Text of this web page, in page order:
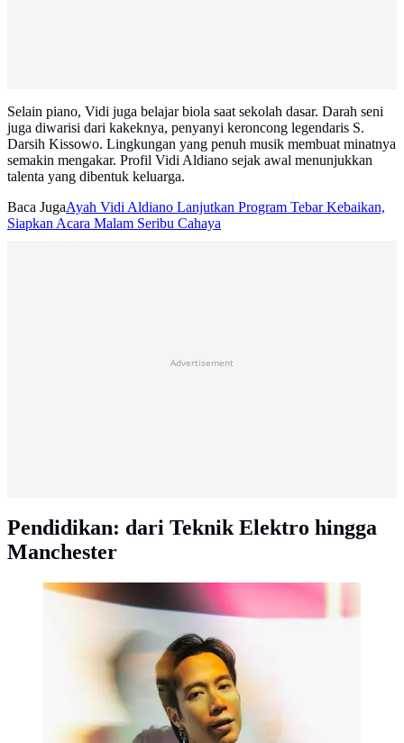
Selain piano, Vidi juga belajar biola saat sekolah dasar. Darah seni
juga diwarisi dari kakeknya, penyanyi keroncong legendaris S.
Darsih Kissowo. Lingkungan yang penuh musik membuat minatnya
semakin mengakar. Profil Vidi Aldiano sejak awal menunjukkan
talenta yang dibentuk keluarga.
Baca JugaAyah Vidi Aldiano Lanjutkan Program Tebar Kebaikan,
Siapkan Acara Malam Seribu Cahaya
Advertisement
Pendidikan: dari Teknik Elektro hingga
Manchester
Vidi Aldiano (Foto: Instagram @vidialdiano)